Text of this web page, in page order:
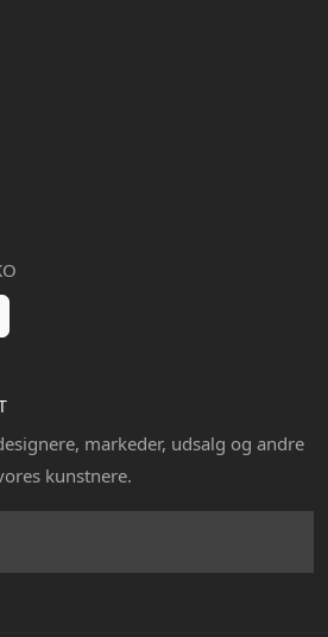
markeder, udsalg og andre
kunstnere.